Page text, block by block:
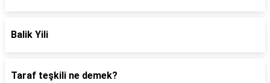
Balik Yili
Taraf teşkili ne demek?